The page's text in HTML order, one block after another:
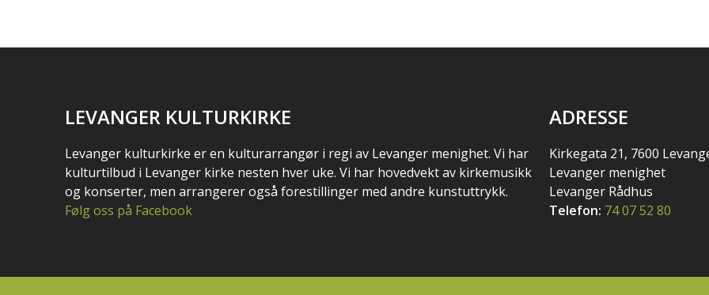
LEVANGER KULTURKIRKE
Levanger kulturkirke er en kulturarrangør i regi av Levanger menighet. Vi har
kulturtilbud i Levanger kirke nesten hver uke. Vi har hovedvekt av kirkemusikk
og konserter, men arrangerer også forestillinger med andre kunstuttrykk.
Følg oss på Facebook
ADRESSE
Kirkegata 21, 7600
Levanger menighet
Levanger Rådhus
Telefon: 74 07 52 80